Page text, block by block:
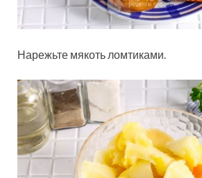
Нарежьте мякоть ломтиками.